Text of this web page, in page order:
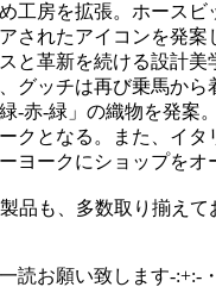
工房を拡張。ホースビ
されたアイコンを発案
と革新を続ける設計美
グッチは再び乗馬から
-赤-緑」の織物を発案
クとなる。また、イタ
ヨークにショップをオ
品も、多数取り揃えて
読お願い致します-:+:-